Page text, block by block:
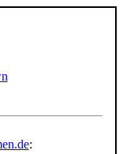
: